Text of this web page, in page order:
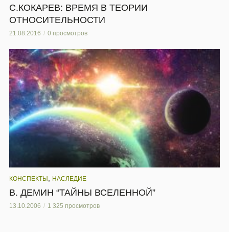
С.КОКАРЕВ: ВРЕМЯ В ТЕОРИИ
ОТНОСИТЕЛЬНОСТИ
21.08.2016 0 просмотров
КОНСПЕКТЫ НАСЛЕДИЕ
В. ДЕМИН “ТАЙНЫ ВСЕЛЕННОЙ”
13.10.2006 1 325 просмотров